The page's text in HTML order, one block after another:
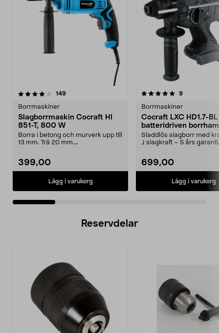
149recensioner
Borrmaskiner
Slagborrmaskin Cocraft HI
851-T, 800 W
Borra i betong och murverk upp till
13 mm. Trä 20 mm.
399,00
Lägg i varukorg
5.0 av 5 stjärnor 9recensioner
Borrmaskiner
Cocraft LXC HD1.7-BL
batteridriven
SDS, 18 V
Sladdlös slagborr med
J slagkraft – 5 års
699,00
Lägg i varukorg
4.5 av 5 stjärnor
Reservdelar